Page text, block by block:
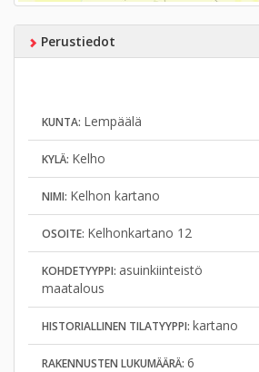
Perustiedot
KUNTA: Lempäälä
KYLÄ: Kelho
NIMI: Kelhon kartano
OSOITE: Kelhonkartano 12
KOHDETYYPPI: asuinkiinteistö
maatalous
HISTORIALLINEN TILATYYPPI: kartano
RAKENNUSTEN LUKUMÄÄRÄ: 6